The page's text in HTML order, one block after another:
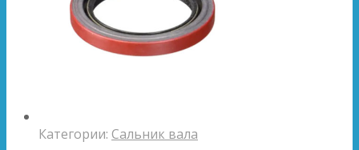
Категории: Сальник вала